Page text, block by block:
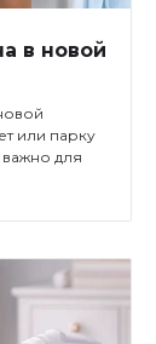
в новой
или парку
для